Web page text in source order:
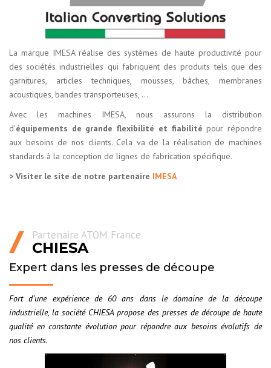
La marque IMESA réalise des systèmes de haute productivité pour
des sociétés industrielles qui fabriquent des produits tels que des
garnitures, articles techniques, mousses, bâches, membranes
acoustiques, bandes transporteuses, …
Avec les machines IMESA, nous assurons la distribution
d’équipements de grande flexibilité et fiabilité pour répondre
aux besoins de nos clients. Cela va de la réalisation de machines
standards à la conception de lignes de fabrication spécifique.
> Visiter le site de notre partenaire IMESA
Partenaire ATOM France
CHIESA
Expert dans les presses de découpe
Fort d’une expérience de 60 ans dans le domaine de la découpe
industrielle, la société CHIESA propose des presses de découpe de haute
qualité en constante évolution pour répondre aux besoins évolutifs de
nos clients.